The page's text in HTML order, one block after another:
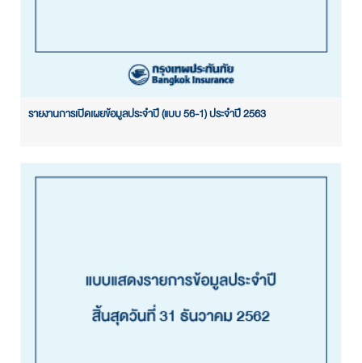
รายงานการเปิดเผยข้อมูลประจำปี (แบบ 56-1) ประจำปี 2563